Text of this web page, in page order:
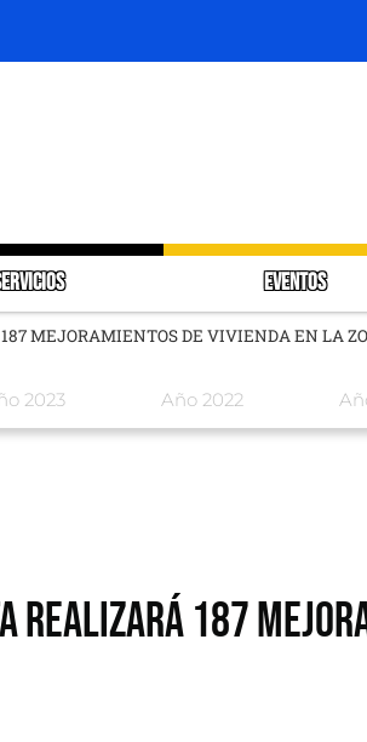
EVENTOS
MEJORAMIENTOS DE VIVIENDA EN LA
2023 Año 2022
REALIZARÁ 187